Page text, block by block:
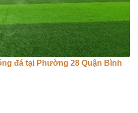
đá tại Phường 28 Quận Bình